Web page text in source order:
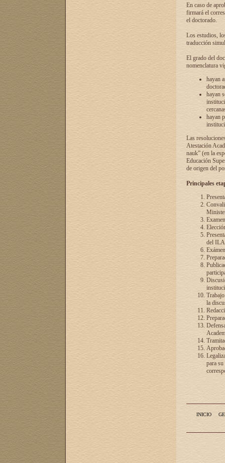
En caso de
firmará el
el doctorado.
Los estudios,
traducción
El grado del
nomenclatura
hayan
hayan
hayan
Las
Atestación
nauk” (en la
Educación
de origen del
Principales
del
la
para
INICIO